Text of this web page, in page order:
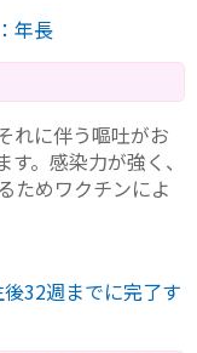
年長
れに伴う嘔吐がお
。感染力が強く、
ためワクチンによ
32週までに完了す